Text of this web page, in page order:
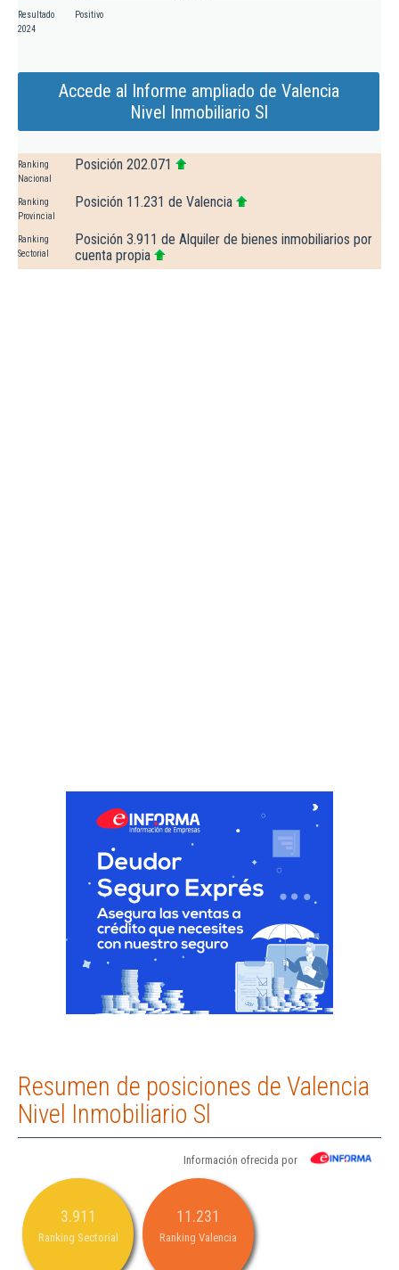
Resultado
2024
Positivo
Accede al Informe ampliado de Valencia
Nivel Inmobiliario Sl
Ranking
Nacional
Posición 202.071
Ranking
Provincial
Posición 11.231 de Valencia
Ranking
Sectorial
Posición 3.911 de Alquiler de bienes inmobiliarios por
cuenta propia
Resumen de posiciones de Valencia
Nivel Inmobiliario Sl
Información ofrecida por
3.911
Ranking Sectorial
11.231
Ranking Valencia